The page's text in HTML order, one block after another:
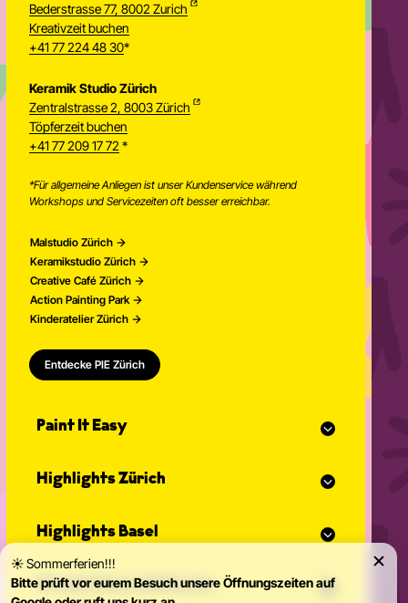
Newsletter
Bederstrasse 77, 8002 Zurich
Kreativzeit buchen
+41 77 224 48 30*
Keramik Studio Zürich
Zentralstrasse 2, 8003 Zürich
Töpferzeit buchen
+41 77 209 17 72 *
*Für allgemeine Anliegen ist unser Kundenservice während
Workshops und Servicezeiten oft besser erreichbar.
Malstudio Zürich
Keramikstudio Zürich
Creative Café Zürich
Action Painting Park
Kinderatelier Zürich
Entdecke PIE Zürich
Paint It Easy
Eventplaner für Feiern
Offenes Atelier
Community Events
Unser Team
News
Kontakt
Highlights Zürich
Malen für Erwachsene
Action Painting
Graffitikurse
Töpferkurse
Highlights Basel
Malkurs
Malen für Erwachsene
Private Feiern & Events
☀️ Sommerferien!!!
Bitte prüft vor eurem Besuch unsere Öffnungszeiten auf